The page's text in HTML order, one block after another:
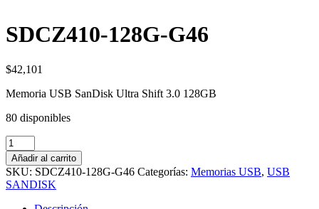
SDCZ410-128G-G46
$42,101
Memoria USB SanDisk Ultra Shift 3.0 128GB
80 disponibles
SDCZ410-
128G-
G46
cantidad
Añadir al carrito
SKU: SDCZ410-128G-G46 Categorías: Memorias USB, USB
SANDISK